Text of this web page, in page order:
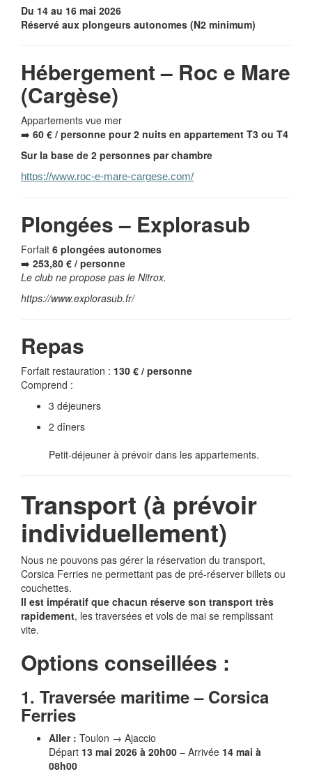
Du 14 au 16 mai 2026
Réservé aux plongeurs autonomes (N2 minimum)
Hébergement – Roc e Mare
(Cargèse)
Appartements vue mer
➡️ 60 € / personne pour 2 nuits en appartement T3 ou T4
Sur la base de 2 personnes par chambre
https://www.roc-e-mare-cargese.com/
Plongées – Explorasub
Forfait 6 plongées autonomes
➡️ 253,80 € / personne
Le club ne propose pas le Nitrox.
https://www.explorasub.fr/
Repas
Forfait restauration : 130 € / personne
Comprend :
3 déjeuners
2 dîners
Petit-déjeuner à prévoir dans les appartements.
Transport (à prévoir
individuellement)
Nous ne pouvons pas gérer la réservation du transport,
Corsica Ferries ne permettant pas de pré-réserver billets ou
couchettes.
Il est impératif que chacun réserve son transport très
rapidement, les traversées et vols de mai se remplissant
vite.
Options conseillées :
1. Traversée maritime – Corsica
Ferries
Aller : Toulon → Ajaccio
Départ 13 mai 2026 à 20h00 – Arrivée 14 mai à
08h00